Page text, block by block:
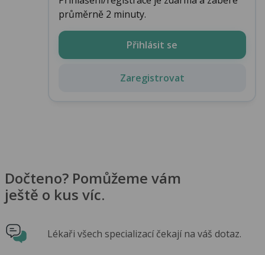
průměrně 2 minuty.
Přihlásit se
Zaregistrovat
Dočteno? Pomůžeme vám
ještě o kus víc.
Lékaři všech specializací čekají na váš dotaz.